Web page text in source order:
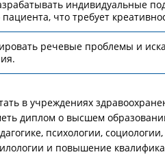
индивидуальные
что требует
речевые проблемы и
в учреждениях
диплом о высшем
психологии, социологии,
и повышение